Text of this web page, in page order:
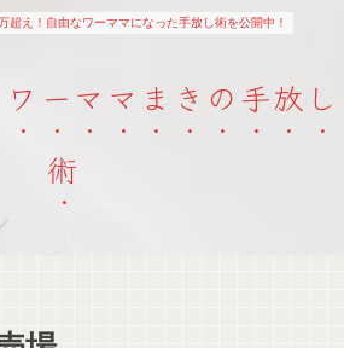
超え！自由なワーママになった手放し術を公開中！
ーママまきの手放し
術